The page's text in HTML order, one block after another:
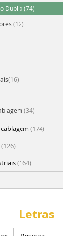
Letras
Duplix(74)
(12)
(16)
(34)
(174)
(126)
(164)